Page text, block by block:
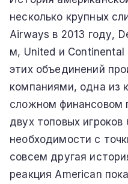
несколько крупных
Airways в 2013 году,
м, United и
этих объединений
компаниями, одна из
сложном финансовом
двух топовых игроков
необходимости с
совсем другая
реакция American